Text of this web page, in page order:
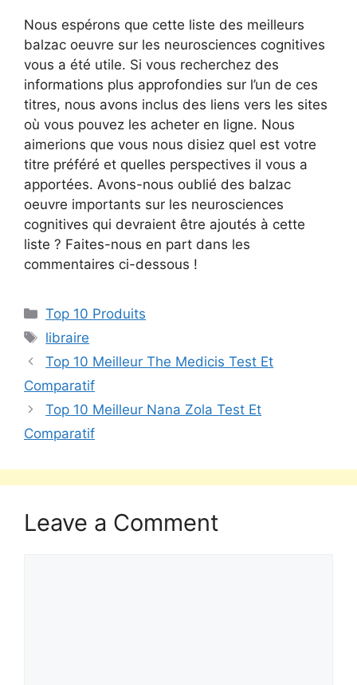
Nous espérons que cette liste des meilleurs
balzac oeuvre sur les neurosciences cognitives
vous a été utile. Si vous recherchez des
informations plus approfondies sur l’un de ces
titres, nous avons inclus des liens vers les sites
où vous pouvez les acheter en ligne. Nous
aimerions que vous nous disiez quel est votre
titre préféré et quelles perspectives il vous a
apportées. Avons-nous oublié des balzac
oeuvre importants sur les neurosciences
cognitives qui devraient être ajoutés à cette
liste ? Faites-nous en part dans les
commentaires ci-dessous !
Top 10 Produits
libraire
Top 10 Meilleur The Medicis Test Et
Comparatif
Top 10 Meilleur Nana Zola Test Et
Comparatif
Leave a Comment